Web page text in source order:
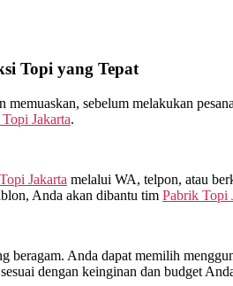
Topi yang Tepat
sebelum melakukan
Jakarta.
Jakarta melalui WA, telpon, atau
Anda akan dibantu tim Pabrik Topi
beragam. Anda dapat memilih
dengan keinginan dan budget